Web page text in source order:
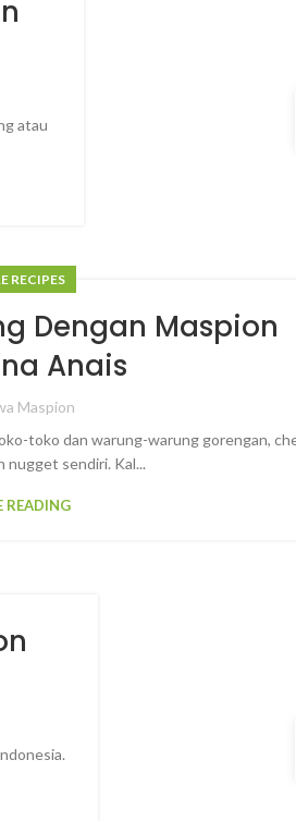
atau
RECIPES
Dengan Maspion
Anais
Maspion
toko dan warung-warung gorengan,
nugget sendiri. Kal...
READING